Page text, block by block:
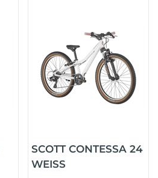
SCOTT CONTESSA 24
WEISS